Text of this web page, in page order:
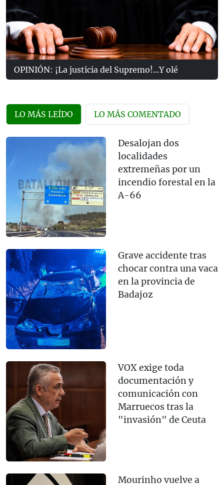
OPINIÓN: ¡La justicia del Supremo!...Y olé
LO MÁS LEÍDO LO MÁS COMENTADO
Desalojan dos
localidades
extremeñas por un
incendio forestal en la
A-66
Grave accidente tras
chocar contra una vaca
en la provincia de
Badajoz
VOX exige toda
documentación y
comunicación con
Marruecos tras la
"invasión" de Ceuta
Mourinho vuelve a